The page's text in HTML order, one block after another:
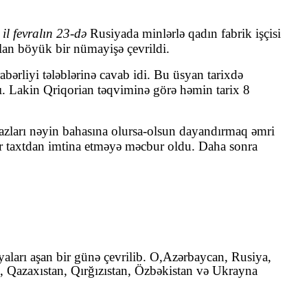
fevralın 23-də Rusiyada minlərlə qadın fabrik işçisi
böyük bir nümayişə çevrildi.
tələblərinə cavab idi. Bu üsyan tarixdə
Lakin Qriqorian təqviminə görə həmin tarix 8
nəyin bahasına olursa-olsun dayandırmaq əmri
taxtdan imtina etməyə məcbur oldu. Daha sonra
aşan bir günə çevrilib. O,Azərbaycan, Rusiya,
Qırğızıstan, Özbəkistan və Ukrayna